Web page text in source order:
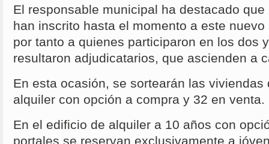
El responsable municipal ha destacado
han inscrito hasta el momento a este
por tanto a quienes participaron en los dos
resultaron adjudicatarios, que ascienden a
En esta ocasión, se sortearán las
alquiler con opción a compra y 32 en venta.
En el edificio de alquiler a 10 años con